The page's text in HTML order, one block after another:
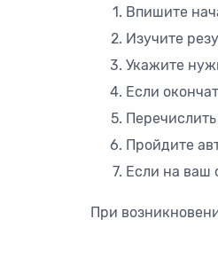
Впишите
Изучите
Укажите
Если
Пройдите
Если на ваш
При